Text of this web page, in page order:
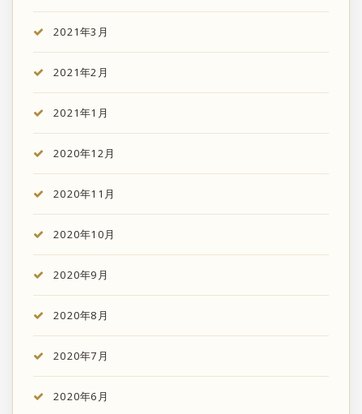
2021年3月
2021年2月
2021年1月
2020年12月
2020年11月
2020年10月
2020年9月
2020年8月
2020年7月
2020年6月